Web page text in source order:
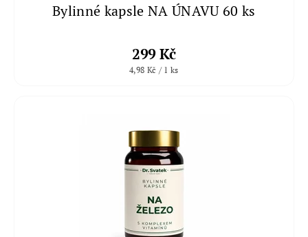
Bylinné kapsle NA ÚNAVU 60 ks
299 Kč
4,98 Kč / 1 ks